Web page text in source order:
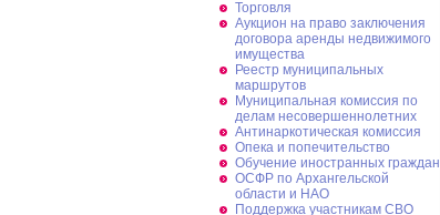
Торговля
Аукцион на право заключения
договора аренды недвижимого
имущества
Реестр муниципальных
маршрутов
Муниципальная комиссия по
делам несовершеннолетних
Антинаркотическая комиссия
Опека и попечительство
Обучение иностранных граждан
ОСФР по Архангельской
области и НАО
Поддержка участникам СВО